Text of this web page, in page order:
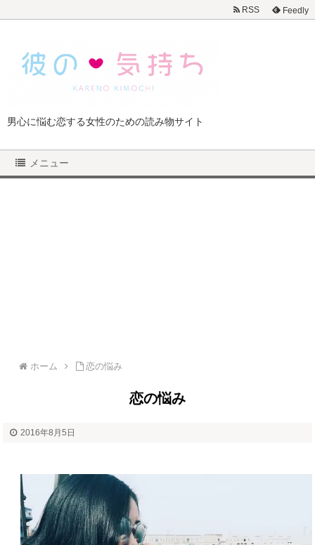
男心に悩む恋する女性のための読み物サイト
メニュー
RSS Feedly
ホーム 恋の悩み
恋の悩み
2016年8月5日